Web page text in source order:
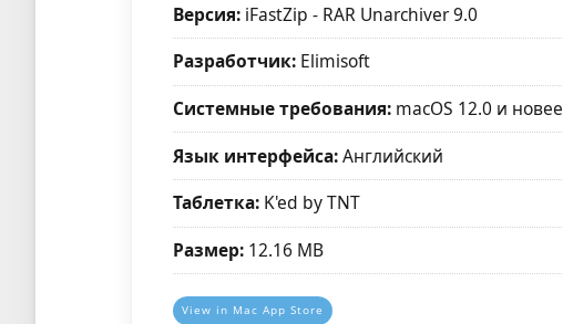
Версия: iFastZip - RAR Unarchiver 9.0
Разработчик: Elimisoft
Системные требования: macOS 12.0 и новее
Язык интерфейса:Английский
Таблетка: K'ed by TNT
Размер: 12.16 MB
View in Mac App Store